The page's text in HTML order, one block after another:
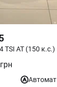
TSI AT (150 к.с.)
грн
Автомат